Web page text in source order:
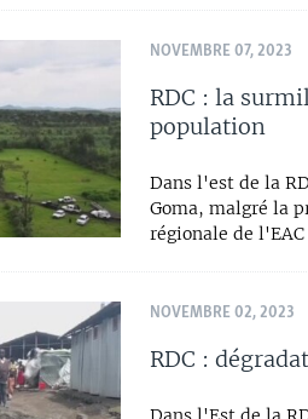
NOVEMBRE 07, 2023
RDC : la
population
Dans l'est de la
Goma, malgré la
régionale de
NOVEMBRE 02, 2023
RDC :